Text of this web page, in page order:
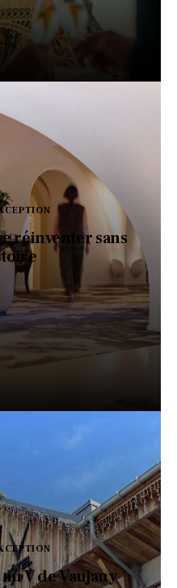
réinventer sans
V de Vaujany